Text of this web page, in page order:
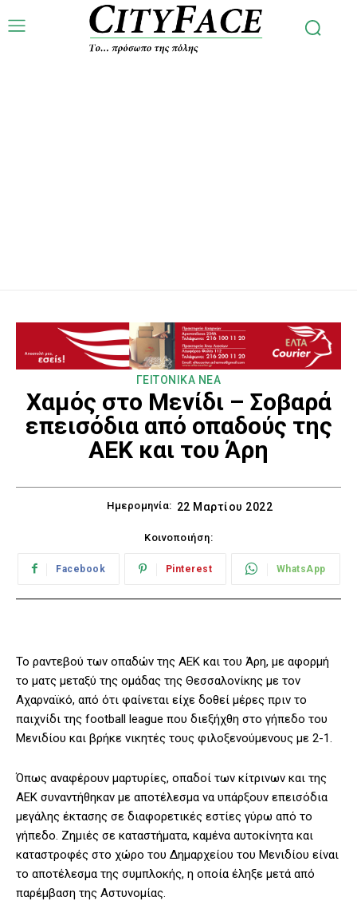
ΓΕΙΤΟΝΙΚΑ ΝΕΑ
Χαμός στο Μενίδι – Σοβαρά
επεισόδια από οπαδούς της
ΑΕΚ και του Άρη
Ημερομηνία: 22 Μαρτίου 2022
Κοινοποιήση:
Facebook Pinterest WhatsApp
Το ραντεβού των οπαδών της ΑΕΚ και του Άρη, με αφορμή
το ματς μεταξύ της ομάδας της Θεσσαλονίκης με τον
Αχαρναϊκό, από ότι φαίνεται είχε δοθεί μέρες πριν το
παιχνίδι της football league που διεξήχθη στο γήπεδο του
Μενιδίου και βρήκε νικητές τους φιλοξενούμενους με 2-1.
Όπως αναφέρουν μαρτυρίες, οπαδοί των κίτρινων και της
ΑΕΚ συναντήθηκαν με αποτέλεσμα να υπάρξουν επεισόδια
μεγάλης έκτασης σε διαφορετικές εστίες γύρω από το
γήπεδο. Ζημιές σε καταστήματα, καμένα αυτοκίνητα και
καταστροφές στο χώρο του Δημαρχείου του Μενιδίου είναι
το αποτέλεσμα της συμπλοκής, η οποία έληξε μετά από
παρέμβαση της Αστυνομίας.